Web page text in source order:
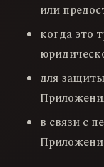
или
когда это
для
в связи с